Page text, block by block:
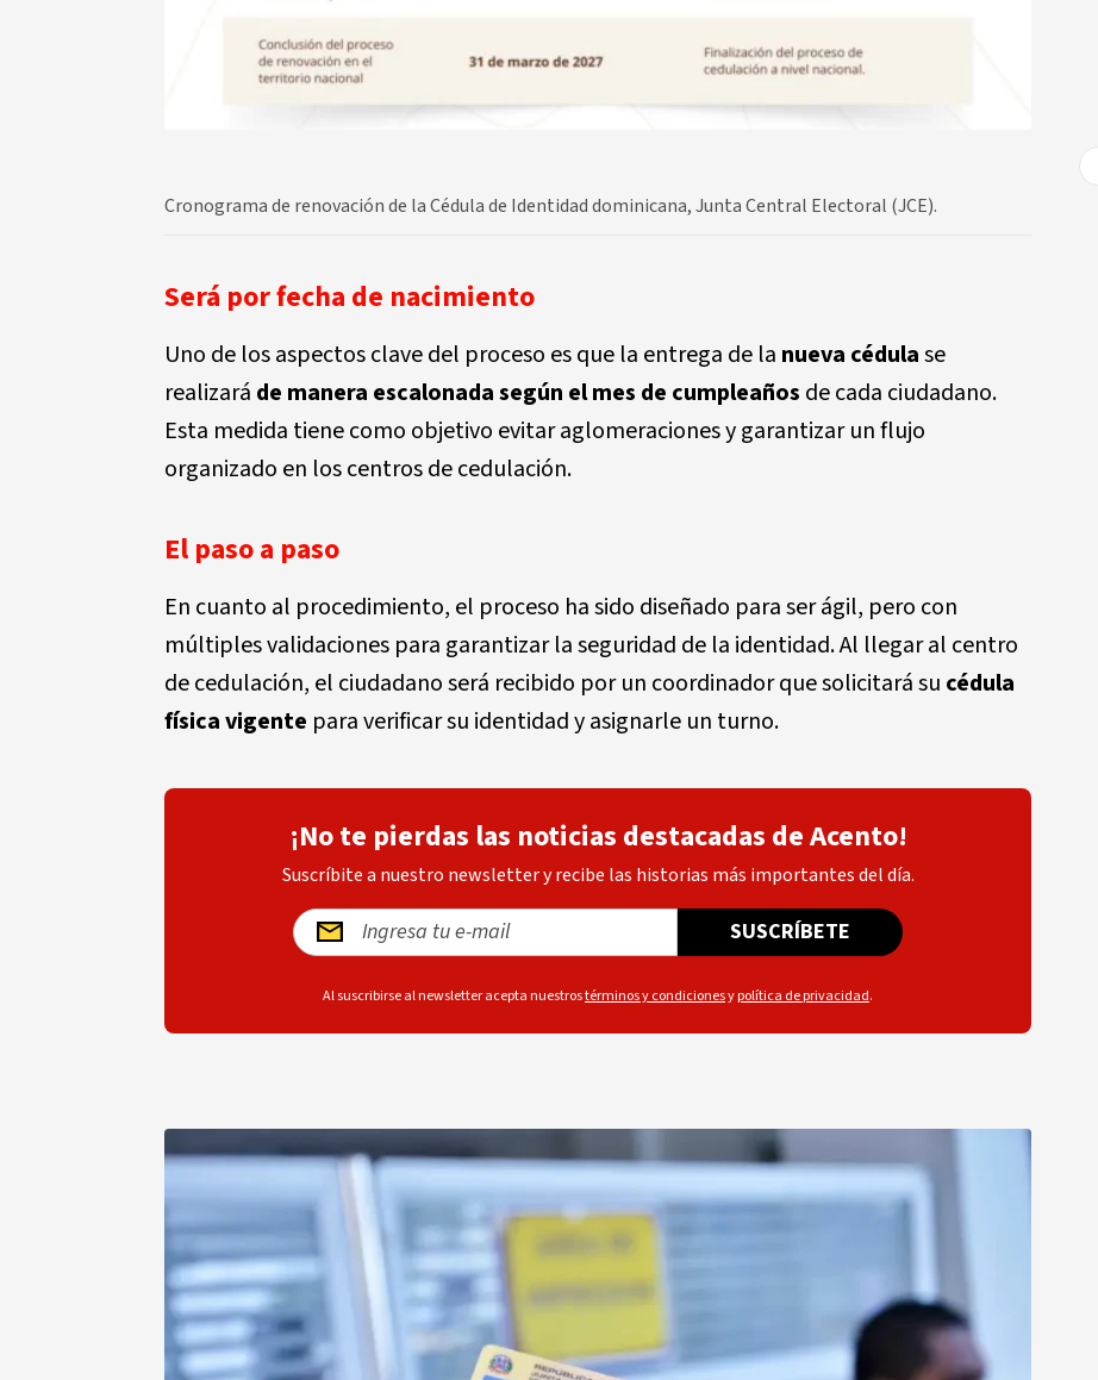
Cronograma de renovación de la Cédula de Identidad dominicana, Junta Central Electoral (JCE).
Será por fecha de nacimiento
Uno de los aspectos clave del proceso es que la entrega de la nueva cédulase
realizará de manera escalonada según el mes de cumpleaños de cada ciudadano.
Esta medida tiene como objetivo evitar aglomeraciones y garantizar un flujo
organizado en los centros de cedulación.
El paso a paso
En cuanto al procedimiento, el proceso ha sido diseñado para ser ágil, pero con
múltiples validaciones para garantizar la seguridad de la identidad. Al llegar al centro
de cedulación, el ciudadano será recibido por un coordinador que solicitará su cédula
física vigente para verificar su identidad y asignarle un turno.
¡No te pierdas las noticias destacadas de Acento!
Suscríbite a nuestro newsletter y recibe las historias más importantes del día.
SUSCRÍBETE
Al suscribirse al newsletter acepta nuestrostérminos y condicionesypolítica de privacidad.